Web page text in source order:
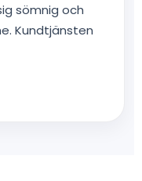
sömnig och
Kundtjänsten